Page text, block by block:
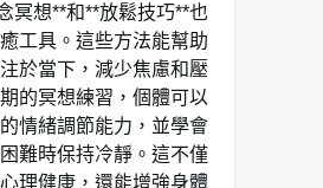
冥想**和**放鬆技巧**也
工具。這些方法能幫助
於當下，減少焦慮和壓
的冥想練習，個體可以
情緒調節能力，並學會
難時保持冷靜。這不僅
理健康，還能增強身體